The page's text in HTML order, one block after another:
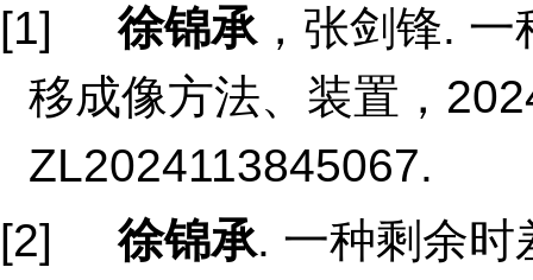
[1]徐锦承，张剑锋. 一
移成像方法、装置，
ZL2024113845067.
[2]
徐锦承. 一种剩余时